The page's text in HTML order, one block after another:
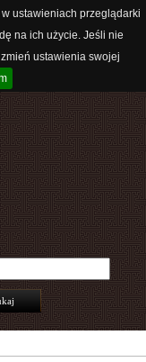
ustawieniach przeglądarki
na ich użycie. Jeśli nie
ustawienia swojej